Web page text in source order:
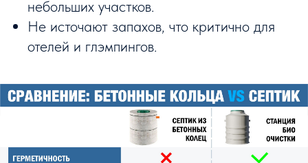
небольших участков.
Не источают запахов, что критично для
отелей и глэмпингов.